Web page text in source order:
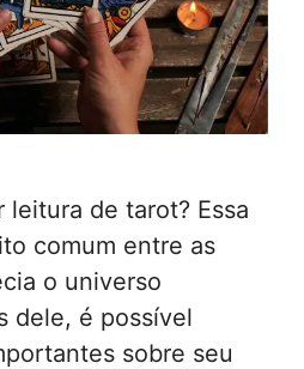
de tarot? Essa
comum entre as
o universo
dele, é possível
sobre seu